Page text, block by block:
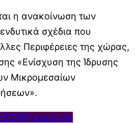
η ανακοίνωση των
σχέδια που
Περιφέρειες της χώρας,
«Ενίσχυση της Ίδρυσης
Μικρομεσαίων
ΕΣΠΑΤουρισμός